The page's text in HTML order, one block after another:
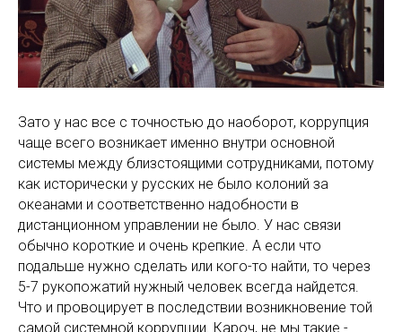
Зато у нас все с точностью до наоборот, коррупция
чаще всего возникает именно внутри основной
системы между близстоящими сотрудниками, потому
как исторически у русских не было колоний за
океанами и соответственно надобности в
дистанционном управлении не было. У нас связи
обычно короткие и очень крепкие. А если что
подальше нужно сделать или кого-то найти, то через
5-7 рукопожатий нужный человек всегда найдется.
Что и провоцирует в последствии возникновение той
самой системной коррупции. Кароч, не мы такие -